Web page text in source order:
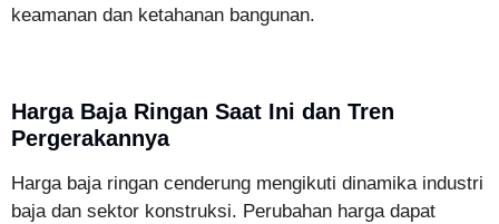
keamanan dan ketahanan bangunan.
Harga Baja Ringan Saat Ini dan Tren
Pergerakannya
Harga baja ringan cenderung mengikuti dinamika industri
baja dan sektor konstruksi. Perubahan harga dapat